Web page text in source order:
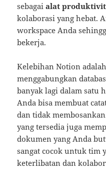
sebagaialat
kolaborasi yang hebat.
workspace Anda
bekerja.
Kelebihan Notion
menggabungkan
banyak lagi dalam satu
Anda bisa membuat
dan tidak
yang tersedia juga
dokumen yang Anda
sangat cocok untuk tim
keterlibatan dan